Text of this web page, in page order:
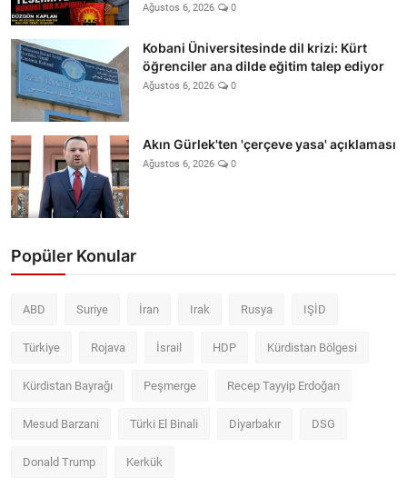
Ağustos 6, 2026 0
Kobani Üniversitesinde dil krizi: Kürt
öğrenciler ana dilde eğitim talep ediyor
Ağustos 6, 2026 0
Akın Gürlek'ten 'çerçeve yasa' açıklaması
Ağustos 6, 2026 0
Popüler Konular
ABD Suriye İran Irak Rusya IŞİD
Türkiye Rojava İsrail HDP Kürdistan Bölgesi
Kürdistan Bayrağı Peşmerge Recep Tayyip Erdoğan
Mesud Barzani Türki El Binali Diyarbakır DSG
Donald Trump Kerkük